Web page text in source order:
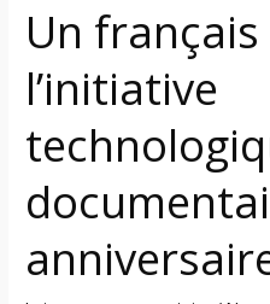
Un
l’initiative
KoRn